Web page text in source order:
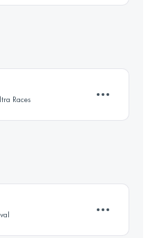
el UTMB Index
el UTMB Index
Races
el UTMB Index